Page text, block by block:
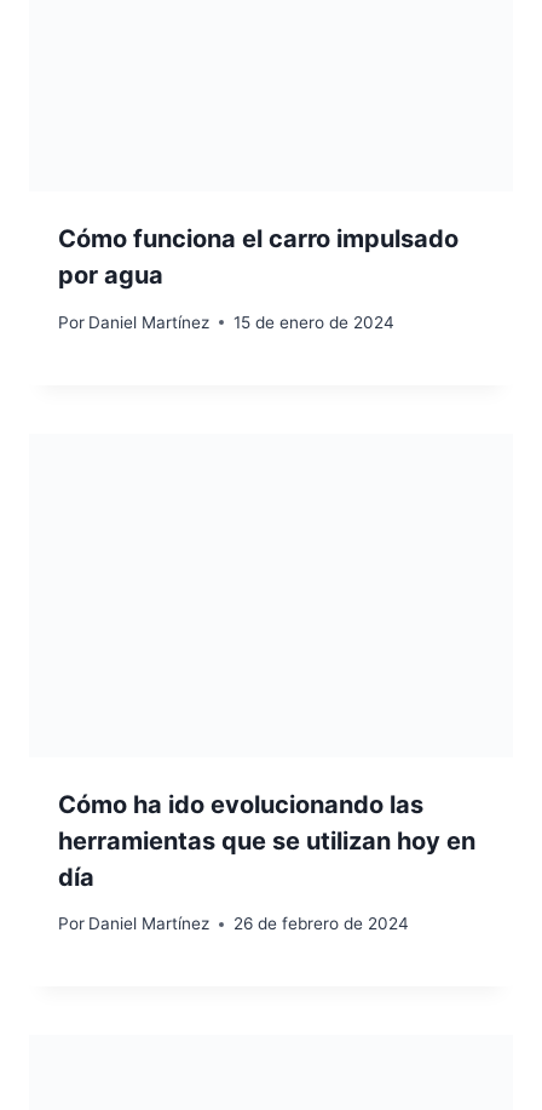
Cómo funciona el carro impulsado
por agua
Por Daniel Martínez 15 de enero de 2024
Cómo ha ido evolucionando las
herramientas que se utilizan hoy en
día
Por Daniel Martínez 26 de febrero de 2024